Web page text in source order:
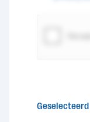
Geselecteerd